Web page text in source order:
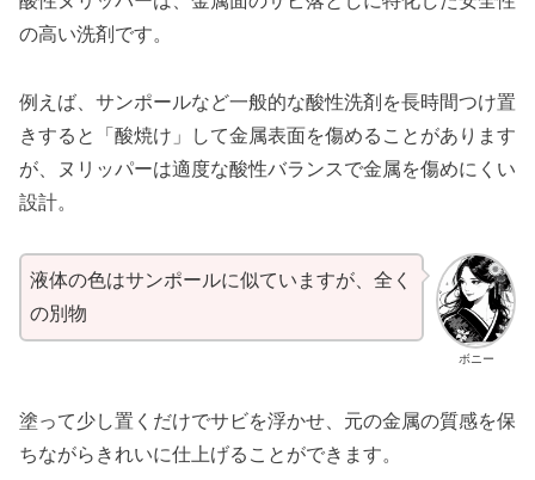
の高い洗剤です。
例えば、サンポールなど一般的な酸性洗剤を長時間つけ置
きすると「酸焼け」して金属表面を傷めることがあります
が、ヌリッパーは適度な酸性バランスで金属を傷めにくい
設計。
ボニー
液体の色はサンポールに似ていますが、全く
の別物
塗って少し置くだけでサビを浮かせ、元の金属の質感を保
ちながらきれいに仕上げることができます。